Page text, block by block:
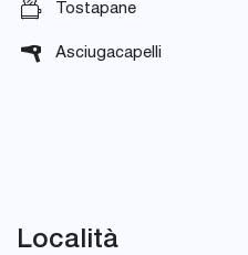
Tostapane
Asciugacapelli
Località